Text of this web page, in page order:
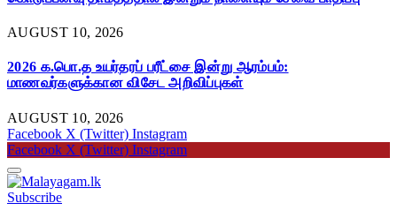
AUGUST 10, 2026
2026 க.பொ.த உயர்தரப் பரீட்சை இன்று ஆரம்பம்:
மாணவர்களுக்கான விசேட அறிவிப்புகள்
AUGUST 10, 2026
Facebook X (Twitter) Instagram
Facebook X (Twitter) Instagram
Subscribe